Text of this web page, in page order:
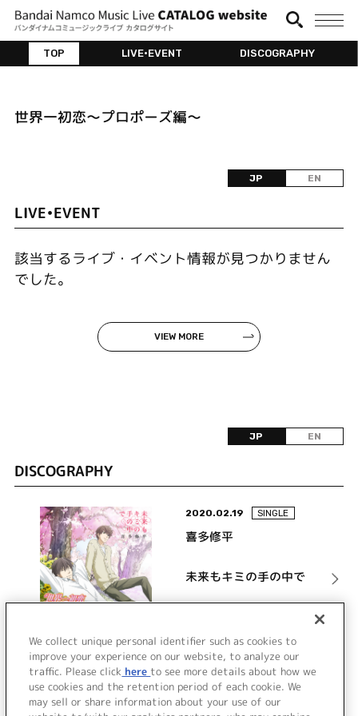
TOP LIVE•EVENT DISCOGRAPHY
世界一初恋～プロポーズ編～
JP EN
LIVE•EVENT
該当するライブ・イベント情報が見つかりません
でした。
VIEW MORE
JP EN
DISCOGRAPHY
2020.02.19 SINGLE
喜多修平
未来もキミの手の中で
詳細を見る
VIEW MORE
We collect unique personal identifier such as cookies to
improve your experience on our website, to analyze our
traffic. Please click here to see more details about how we
use cookies and the retention period of each cookie. We
may sell or share information about your use of our